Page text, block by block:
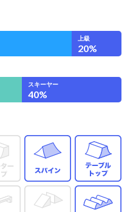
上級
20%
スキーヤー
40%
スパイン